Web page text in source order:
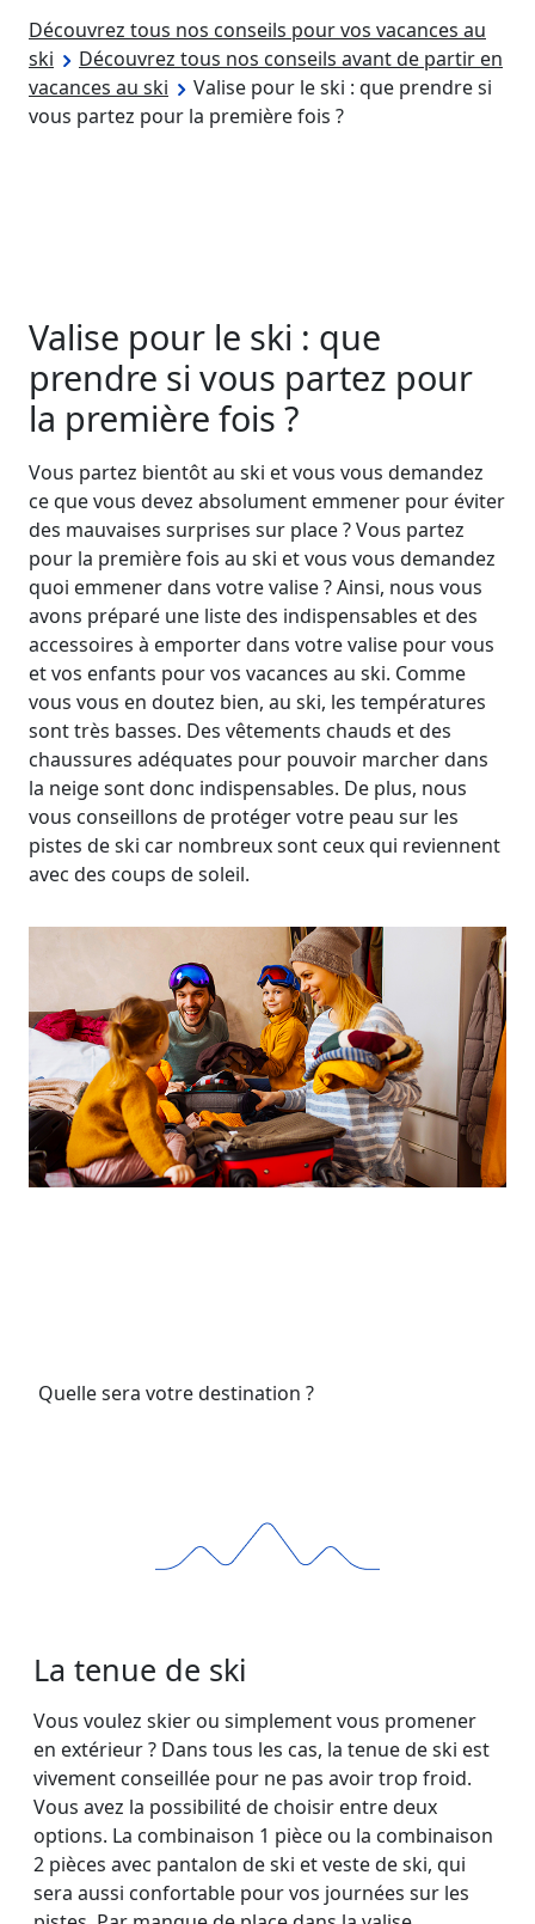
Découvrez tous nos conseils pour vos vacances au
ski
Découvrez tous nos conseils avant de partir en
vacances au ski
Valise pour le ski : que prendre si
vous partez pour la première fois ?
Valise pour le ski : que
prendre si vous partez pour
la première fois ?
Vous partez bientôt au ski et vous vous demandez
ce que vous devez absolument emmener pour éviter
des mauvaises surprises sur place ? Vous partez
pour la première fois au ski et vous vous demandez
quoi emmener dans votre valise ? Ainsi, nous vous
avons préparé une liste des indispensables et des
accessoires à emporter dans votre valise pour vous
et vos enfants pour vos vacances au ski. Comme
vous vous en doutez bien, au ski, les températures
sont très basses. Des vêtements chauds et des
chaussures adéquates pour pouvoir marcher dans
la neige sont donc indispensables. De plus, nous
vous conseillons de protéger votre peau sur les
pistes de ski car nombreux sont ceux qui reviennent
avec des coups de soleil.
Quelle sera votre destination ?
La tenue de ski
Vous voulez skier ou simplement vous promener
en extérieur ? Dans tous les cas, la tenue de ski est
vivement conseillée pour ne pas avoir trop froid.
Vous avez la possibilité de choisir entre deux
options. La combinaison 1 pièce ou la combinaison
2 pièces avec pantalon de ski et veste de ski, qui
sera aussi confortable pour vos journées sur les